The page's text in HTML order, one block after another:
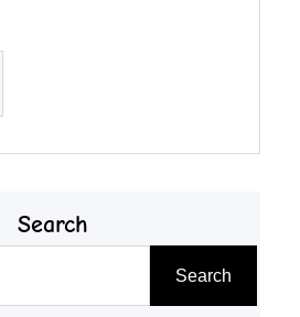
Search
Search